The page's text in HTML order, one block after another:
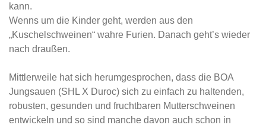
kann.
Wenns um die Kinder geht, werden aus den
„Kuschelschweinen“ wahre Furien. Danach geht’s wieder
nach draußen.
Mittlerweile hat sich herumgesprochen, dass die BOA
Jungsauen (SHL X Duroc) sich zu einfach zu haltenden,
robusten, gesunden und fruchtbaren Mutterschweinen
entwickeln und so sind manche davon auch schon in